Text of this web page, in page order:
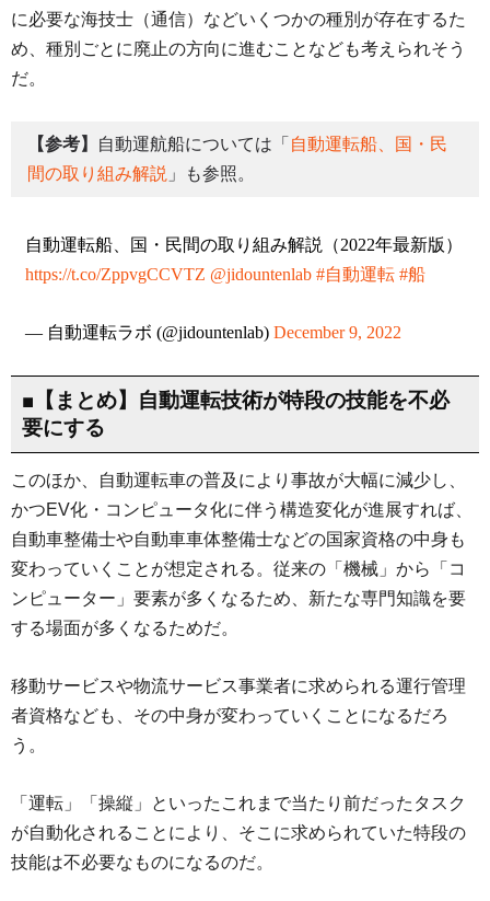
に必要な海技士（通信）などいくつかの種別が存在するた
め、種別ごとに廃止の方向に進むことなども考えられそう
だ。
【参考】 自動運航船については「 自動運転船、国・民
間の取り組み解説 」も参照。
自動運転船、国・民間の取り組み解説（2022年最新版）
https://t.co/ZppvgCCVTZ @jidountenlab #自動運転 #船
— 自動運転ラボ (@jidountenlab) December 9, 2022
■【まとめ】自動運転技術が特段の技能を不必
要にする
このほか、自動運転車の普及により事故が大幅に減少し、
かつEV化・コンピュータ化に伴う構造変化が進展すれば、
自動車整備士や自動車車体整備士などの国家資格の中身も
変わっていくことが想定される。従来の「機械」から「コ
ンピューター」要素が多くなるため、新たな専門知識を要
する場面が多くなるためだ。
移動サービスや物流サービス事業者に求められる運行管理
者資格なども、その中身が変わっていくことになるだろ
う。
「運転」「操縦」といったこれまで当たり前だったタスク
が自動化されることにより、そこに求められていた特段の
技能は不必要なものになるのだ。